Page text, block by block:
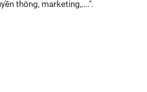
thông, marketing,....".